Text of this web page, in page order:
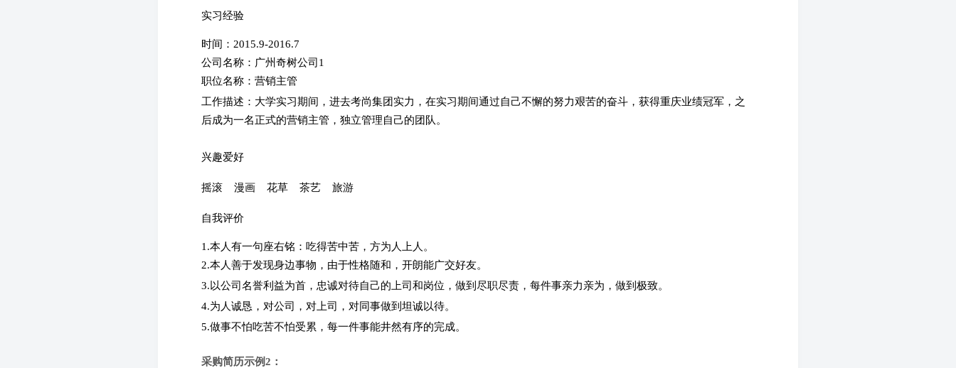
实习经验
时间：2015.9-2016.7
公司名称：广州奇树公司1
职位名称：营销主管
工作描述： 大学实习期间，进去考尚集团实力，在实习期间通过自己不懈的努力艰苦的奋斗，获得重庆业绩冠军，之
后成为一名正式的营销主管，独立管理自己的团队。
兴趣爱好
摇滚 漫画 花草 茶艺 旅游
自我评价
1.本人有一句座右铭：吃得苦中苦，方为人上人。
2.本人善于发现身边事物，由于性格随和，开朗能广交好友。
3.以公司名誉利益为首，忠诚对待自己的上司和岗位，做到尽职尽责，每件事亲力亲为，做到极致。
4.为人诚恳，对公司，对上司，对同事做到坦诚以待。
5.做事不怕吃苦不怕受累，每一件事能井然有序的完成。
采购简历示例2：